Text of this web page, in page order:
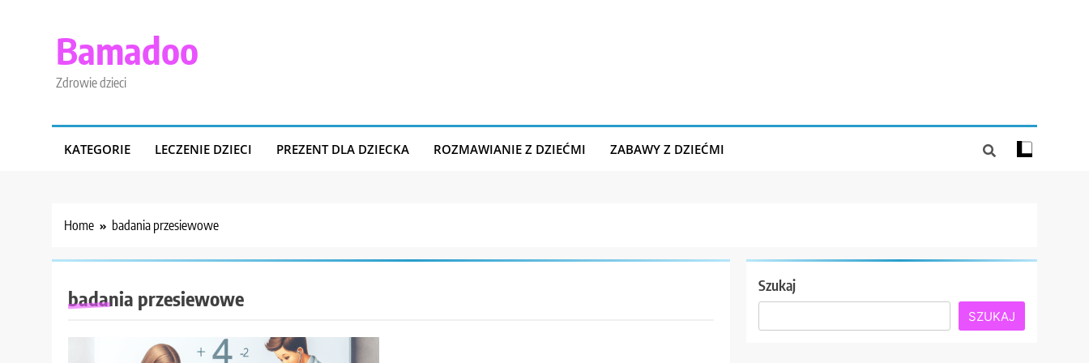
Bamadoo
Zdrowie dzieci
KATEGORIE LECZENIE DZIECI PREZENT DLA DZIECKA ROZMAWIANIE Z DZIEĆMI ZABAWY Z DZIEĆMI
Home badania przesiewowe
badania przesiewowe
Szukaj
SZUKAJ